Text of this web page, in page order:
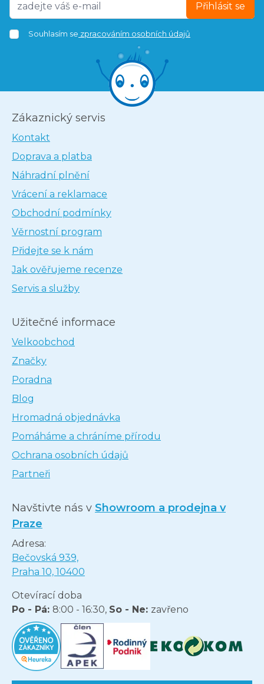
Přihlásit se
Souhlasím se zpracováním osobních údajů
Zákaznický servis
Kontakt
Doprava a platba
Náhradní plnění
Vrácení a reklamace
Obchodní podmínky
Věrnostní program
Přidejte se k nám
Jak ověřujeme recenze
Servis a služby
Užitečné informace
Velkoobchod
Značky
Poradna
Blog
Hromadná objednávka
Pomáháme a chráníme přírodu
Ochrana osobních údajů
Partneři
Navštivte nás v Showroom a prodejna v
Praze
Adresa:
Bečovská 939,
Praha 10, 10400
Otevírací doba
Po - Pá: 8:00 - 16:30, So - Ne: zavřeno